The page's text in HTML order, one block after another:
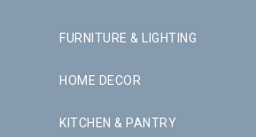
FURNITURE & LIGHTING
HOME DECOR
KITCHEN & PANTRY